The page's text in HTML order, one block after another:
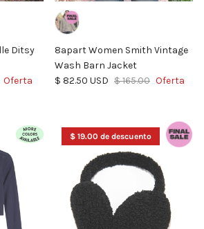
Ditsy
Oferta
8apart Women Smith Vintage
Wash Barn Jacket
Precio de venta
$ 82.50 USD Precio normal
$ 165.00 Oferta
$ 19.00 de descuento